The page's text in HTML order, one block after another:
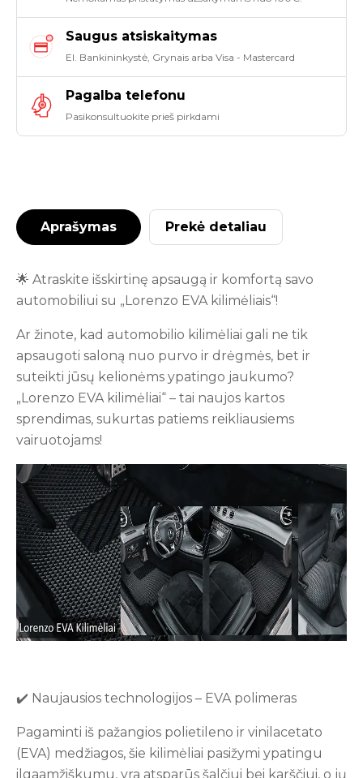
Saugus atsiskaitymas
El. Bankininkystė, Grynais arba Visa - Mastercard
Pagalba telefonu
Pasikonsultuokite prieš pirkdami
Aprašymas Prekė detaliau
🌟 Atraskite išskirtinę apsaugą ir komfortą savo
automobiliui su „Lorenzo EVA kilimėliais“!
Ar žinote, kad automobilio kilimėliai gali ne tik
apsaugoti saloną nuo purvo ir drėgmės, bet ir
suteikti jūsų kelionėms ypatingo jaukumo?
„Lorenzo EVA kilimėliai“ – tai naujos kartos
sprendimas, sukurtas patiems reikliausiems
vairuotojams!
✔️ Naujausios technologijos – EVA polimeras
Pagaminti iš pažangios polietileno ir vinilacetato
(EVA) medžiagos, šie kilimėliai pasižymi ypatingu
ilgaamžiškumu, yra atsparūs šalčiui bei karščiui, o jų